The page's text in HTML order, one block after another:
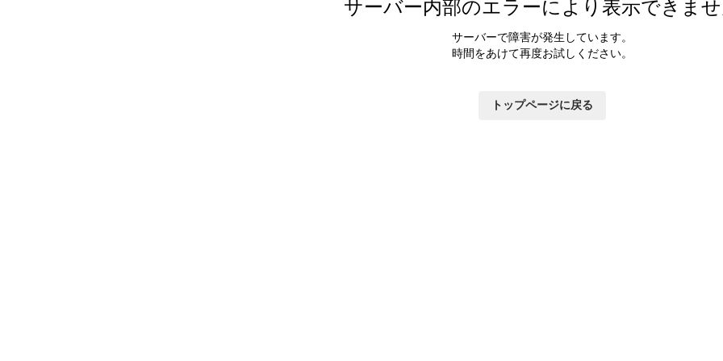
サーバー内部のエラーにより表示できま
サーバーで障害が発生しています。
時間をあけて再度お試しください。
トップページに戻る